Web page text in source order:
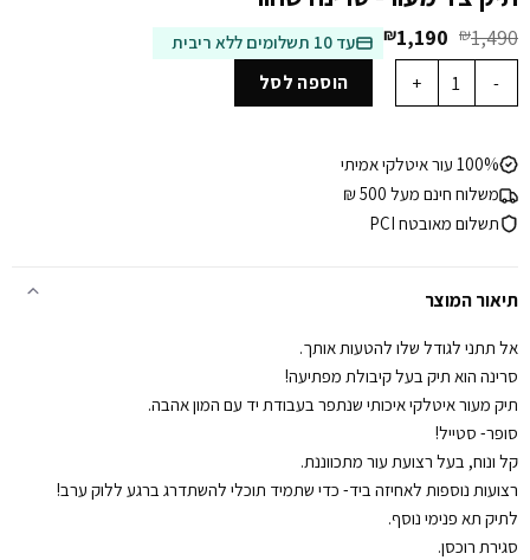
₪1,490 המחיר
המקורי
היה:
₪1,490.
₪1,190 המחיר
הנוכחי
₪1,190.
עד 10 תשלומים ללא ריבית
כמות של תיק צד מעור- סרינה שחור
הוספה לסל
100% עור איטלקי אמיתי
משלוח חינם מעל 500 ₪
תשלום מאובטח PCI
תיאור המוצר
אל תתני לגודל שלו להטעות אותך.
סרינה הוא תיק בעל קיבולת מפתיעה!
תיק מעור איטלקי איכותי שנתפר בעבודת יד עם המון אהבה.
סופר- סטייל!
קל ונוח, בעל רצועת עור מתכווננת.
רצועות נוספות לאחיזה ביד- כדי שתמיד תוכלי להשתדרג ברגע ללוק ערב!
לתיק תא פנימי נוסף.
סגירת רוכסן.